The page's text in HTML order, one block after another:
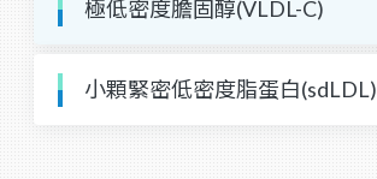
極低密度膽固醇(VLDL-C)
小顆緊密低密度脂蛋白(sdLDL)